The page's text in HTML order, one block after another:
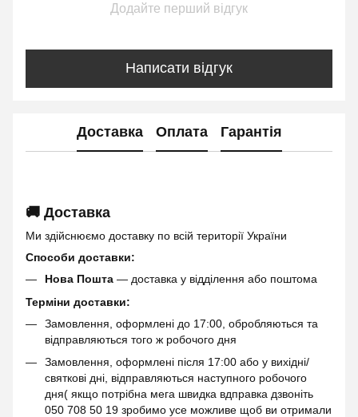
Додайте перший відгук
Написати відгук
Доставка Оплата Гарантія
🚚 Доставка
Ми здійснюємо доставку по всій території України
Способи доставки:
Нова Пошта — доставка у відділення або поштома
Терміни доставки:
Замовлення, оформлені до 17:00, обробляються та
відправляються того ж робочого дня
Замовлення, оформлені після 17:00 або у вихідні/
святкові дні, відправляються наступного робочого
дня( якщо потрібна мега швидка вдправка дзвоніть
050 708 50 19 зробимо усе можливе щоб ви отримали